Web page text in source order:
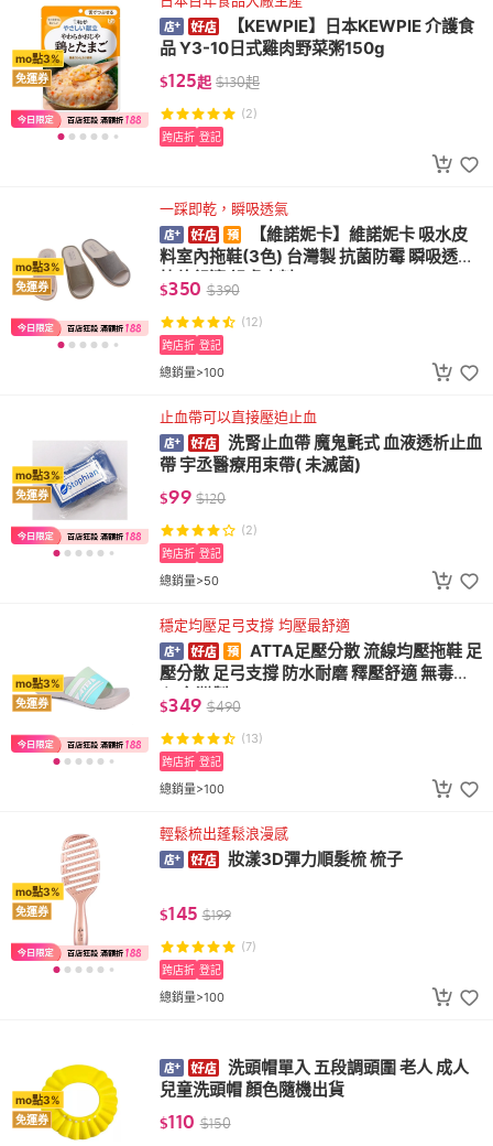
mo點3%
免運券
【KEWPIE】日本KEWPIE 介護食
品 Y3-10日式雞肉野菜粥150g
$125起 $130起
(2)
跨店折 登記
mo點3%
免運券
一踩即乾，瞬吸透氣
【維諾妮卡】維諾妮卡 吸水皮
料室內拖鞋(3色) 台灣製 抗菌防霉 瞬吸透氣
快乾舒適 親膚皮料
$350 $390
(12)
總銷量>100
跨店折 登記
mo點3%
免運券
止血帶可以直接壓迫止血
洗腎止血帶 魔鬼氈式 血液透析止血
帶 宇丞醫療用束帶( 未滅菌)
$99 $120
(2)
總銷量>50
跨店折 登記
mo點3%
免運券
穩定均壓足弓支撐 均壓最舒適
ATTA足壓分散 流線均壓拖鞋 足
壓分散 足弓支撐 防水耐磨 釋壓舒適 無毒安
心 台灣製
$349 $490
(13)
總銷量>100
跨店折 登記
mo點3%
免運券
輕鬆梳出蓬鬆浪漫感
妝漾3D彈力順髮梳 梳子
$145 $199
(7)
總銷量>100
跨店折 登記
mo點3%
免運券
洗頭帽單入 五段調頭圍 老人 成人
兒童洗頭帽 顏色隨機出貨
$110 $150